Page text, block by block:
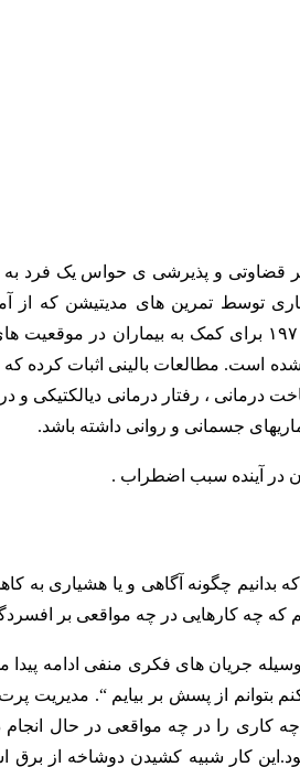
قضاوتی و پذیرشی ی حواس یک فرد
توسط تمرین های مدیتیشن که از
روانشناسان بالینی و روانپزشکان از سال ۱۹۷۰ برای
شده است. مطالعات بالینی اثبات کرده
درمانی ، رفتار درمانی
جسمانی و روانی داشته باشد.
در آینده سبب اضطراب .
که بدانیم چگونه آگاهی و یا هشیاری
که چه کارهایی در چه مواقعی بر
جریان های فکری منفی ادامه پیدا
بتوانم از پسش بر بیایم “. مدیریت
کاری را در چه مواقعی در حال
کار شبیه کشیدن دوشاخه از برق